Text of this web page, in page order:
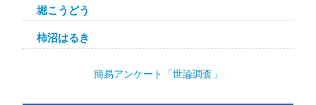
堀こうどう
柿沼はるき
簡易アンケート「世論調査」